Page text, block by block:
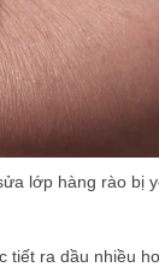
lớp hàng rào
ra dầu nhiều